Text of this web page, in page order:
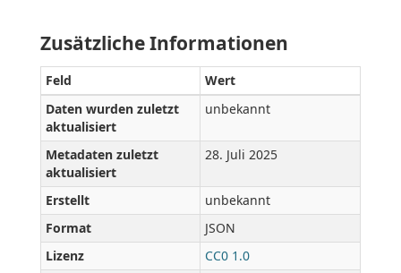
Zusätzliche Informationen
Feld
Wert
Daten wurden zuletzt
aktualisiert
unbekannt
Metadaten zuletzt
aktualisiert
28. Juli 2025
Erstellt
unbekannt
Format
JSON
Lizenz
CC0 1.0